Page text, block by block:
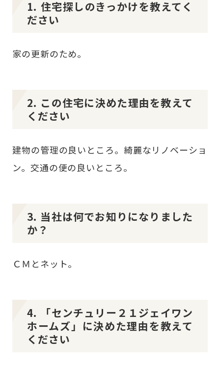
1. 住宅探しのきっかけを教えてく
ださい
家の更新のため。
2. この住宅に決めた理由を教えて
ください
建物の管理の良いところ。綺麗なリノベーショ
ン。交通の便の良いところ。
3. 当社は何でお知りになりました
か？
ＣＭとネット。
4. 「センチュリー２１ジェイワン
ホームズ」に決めた理由を教えて
ください